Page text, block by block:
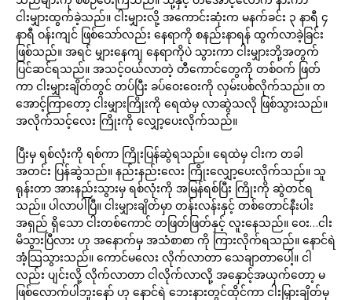
ငါးမျှားထွက်ခဲ့သည်။ ငါးမျှားလို့ အကောင်းဆုံးက မနက်ခင်း ၃ နာရီ ၄
နာရီ ဝန်းကျင် ဖြစ်သော်လည်း နေရာကို စနည်းနာရန် ထွက်လာခဲ့ခြင်း
ဖြစ်သည်။ အရင် မျှားနေကျ နေရာကိုပဲ သွားကာ ငါးမျှားဘို့အတွက်
ပြင်ဆင်ရသည်။ အသင့်ဝယ်လာတဲ့ တီကောင်တွေကို တစ်ဝက် ဖြတ်
ကာ ငါးမျှားချိတ်တွင် တပ်ပြီး ခပ်ဝေးဝေးကို လှမ်းပစ်လိုက်သည်။ တ
အောင့်ကြာတော့ ငါးမျှားကြိုးကို ရေထဲမှ လာဆွဲသလို ဖြစ်သွားသည်။
အလိုက်သင့်လေး ကြိုးကို လျှော့ပေးလိုက်သည်။
ပြီးမှ ရစ်လုံးကို ရစ်ကာ ကြိုးပြန်ဆွဲရသည်။ ရေထဲမှ ငါးက တခါ
အတင်း ပြန်ဆွဲသည်။ နည်းနည်းလေး ကြိုးလျှော့ပေးလိုက်သည်။ သူ
ရုန်းတာ အားနည်းသွားမှ ရစ်လုံးကို အမြန်ရစ်ပြီး ကြိုးကို ဆွဲတင်ရ
သည်။ ပါလာပါပြီ။ ငါးမျှားချိတ်မှာ တန်းလန်းနှင့် တစ်တောင်နီးပါး
အရှည် ရှိသော ငါးတစ်ကောင် တဖြတ်ဖြတ်နှင့် လူးနေသည်။ ဝေး…ငါး
မိသွားပြီလား ဟု အနောက်မှ အသံစာစာ ကို ကြားလိုက်ရသည်။ နောင်ရဲ
အံ့သြသွားသည်။ ကောင်မလေး လိုက်လာတာ သေချာတာပေါ့။ ငါ
လည်း ပျင်းလို့ လိုက်လာတာ ငါလိုက်လာလို့ အနှောင့်အယှက်တော့ မ
ဖြစ်လောက်ပါဘူးနော် ဟု နောင်ရဲ ဘေးနားတွင်ထိုင်ကာ ငါးမြှားချိတ်မှ